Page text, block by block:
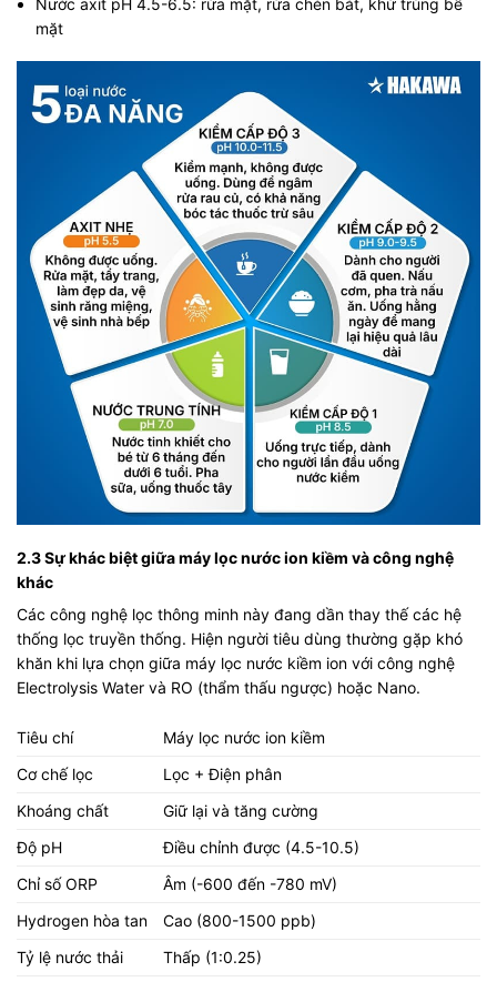
Nước axit pH 4.5-6.5: rửa mặt, rửa chén bát, khử trùng bề
mặt
2.3 Sự khác biệt giữa máy lọc nước ion kiềm và công nghệ
khác
Các công nghệ lọc thông minh này đang dần thay thế các hệ
thống lọc truyền thống. Hiện người tiêu dùng thường gặp khó
khăn khi lựa chọn giữa máy lọc nước kiềm ion với công nghệ
Electrolysis Water và RO (thẩm thấu ngược) hoặc Nano.
Tiêu chí
Máy lọc nước ion kiềm
Cơ chế lọc
Lọc + Điện phân
Khoáng chất
Giữ lại và tăng cường
Độ pH
Điều chỉnh được (4.5-10.5)
Chỉ số ORP
Âm (-600 đến -780 mV)
Hydrogen hòa tan
Cao (800-1500 ppb)
Tỷ lệ nước thải
Thấp (1:0.25)